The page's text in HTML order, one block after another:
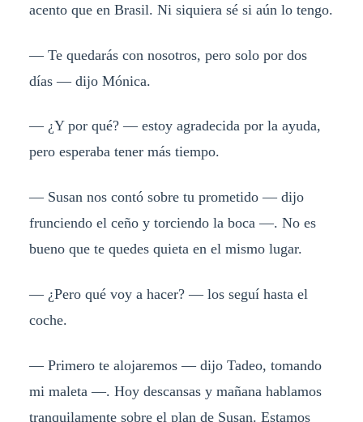
acento que en Brasil. Ni siquiera sé si aún lo tengo.
— Te quedarás con nosotros, pero solo por dos
días — dijo Mónica.
— ¿Y por qué? — estoy agradecida por la ayuda,
pero esperaba tener más tiempo.
— Susan nos contó sobre tu prometido — dijo
frunciendo el ceño y torciendo la boca —. No es
bueno que te quedes quieta en el mismo lugar.
— ¿Pero qué voy a hacer? — los seguí hasta el
coche.
— Primero te alojaremos — dijo Tadeo, tomando
mi maleta —. Hoy descansas y mañana hablamos
tranquilamente sobre el plan de Susan. Estamos